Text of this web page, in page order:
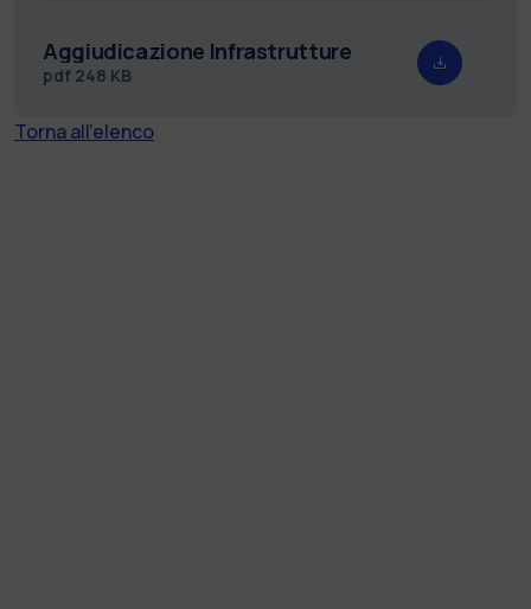
Aggiudicazione Infrastrutture
pdf 248 KB
Torna all'elenco